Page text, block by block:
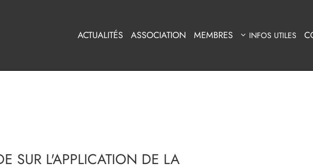
ACTUALITÉS ASSOCIATION MEMBRES INFOS UTILES
SUR L'APPLICATION DE LA